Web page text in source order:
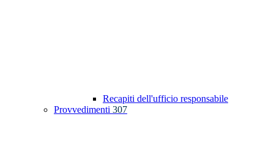
Recapiti dell'ufficio responsabile
Provvedimenti 307